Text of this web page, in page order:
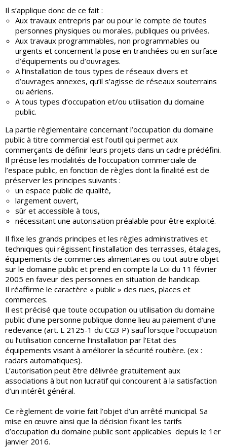
Il s’applique donc de ce fait :
Aux travaux entrepris par ou pour le compte de toutes
personnes physiques ou morales, publiques ou privées.
Aux travaux programmables, non programmables ou
urgents et concernent la pose en tranchées ou en surface
d’équipements ou d’ouvrages.
A l’installation de tous types de réseaux divers et
d’ouvrages annexes, qu’il s’agisse de réseaux souterrains
ou aériens.
A tous types d’occupation et/ou utilisation du domaine
public.
La partie règlementaire concernant l’occupation du domaine
public à titre commercial est l’outil qui permet aux
commerçants de définir leurs projets dans un cadre prédéfini.
Il précise les modalités de l’occupation commerciale de
l’espace public, en fonction de règles dont la finalité est de
préserver les principes suivants :
un espace public de qualité,
largement ouvert,
sûr et accessible à tous,
nécessitant une autorisation préalable pour être exploité.
Il fixe les grands principes et les règles administratives et
techniques qui régissent l’installation des terrasses, étalages,
équipements de commerces alimentaires ou tout autre objet
sur le domaine public et prend en compte la Loi du 11 février
2005 en faveur des personnes en situation de handicap.
Il réaffirme le caractère « public » des rues, places et
commerces.
Il est précisé que toute occupation ou utilisation du domaine
public d’une personne publique donne lieu au paiement d’une
redevance (art. L 2125-1 du CG3 P) sauf lorsque l’occupation
ou l’utilisation concerne l’installation par l’Etat des
équipements visant à améliorer la sécurité routière. (ex :
radars automatiques).
L’autorisation peut être délivrée gratuitement aux
associations à but non lucratif qui concourent à la satisfaction
d’un intérêt général.
Ce règlement de voirie fait l’objet d’un arrêté municipal. Sa
mise en œuvre ainsi que la décision fixant les tarifs
d’occupation du domaine public sont applicables depuis le 1er
janvier 2016.